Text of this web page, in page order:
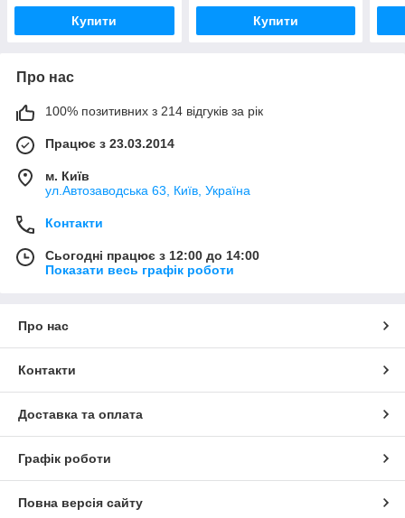
Купити Купити
Про нас
100% позитивних з 214 відгуків за рік
Працює з 23.03.2014
м. Київ
ул.Автозаводська 63, Київ, Україна
Контакти
Сьогодні працює з 12:00 до 14:00
Показати весь графік роботи
Про нас
Контакти
Доставка та оплата
Графік роботи
Повна версія сайту